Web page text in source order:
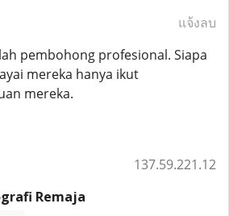
แจ้งลบ
pembohong profesional. Siapa
mereka hanya ikut
mereka.
137.59.221.12
Remaja